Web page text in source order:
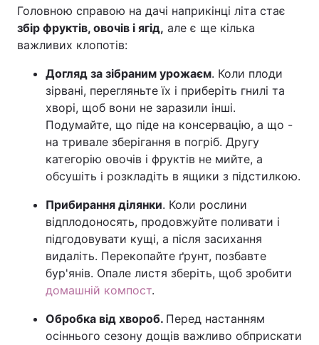
Головною справою на дачі наприкінці літа стає
збір фруктів, овочів і ягід, але є ще кілька
важливих клопотів:
Догляд за зібраним урожаєм. Коли плоди
зірвані, перегляньте їх і приберіть гнилі та
хворі, щоб вони не заразили інші.
Подумайте, що піде на консервацію, а що -
на тривале зберігання в погріб. Другу
категорію овочів і фруктів не мийте, а
обсушіть і розкладіть в ящики з підстилкою.
Прибирання ділянки. Коли рослини
відплодоносять, продовжуйте поливати і
підгодовувати кущі, а після засихання
видаліть. Перекопайте ґрунт, позбавте
бур'янів. Опале листя зберіть, щоб зробити
домашній компост.
Обробка від хвороб. Перед настанням
осіннього сезону дощів важливо обприскати